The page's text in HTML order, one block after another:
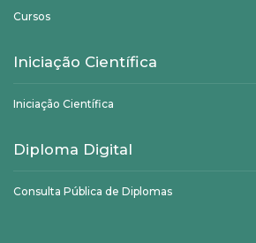
Cursos
Iniciação Científica
Iniciação Científica
Diploma Digital
Consulta Pública de Diplomas